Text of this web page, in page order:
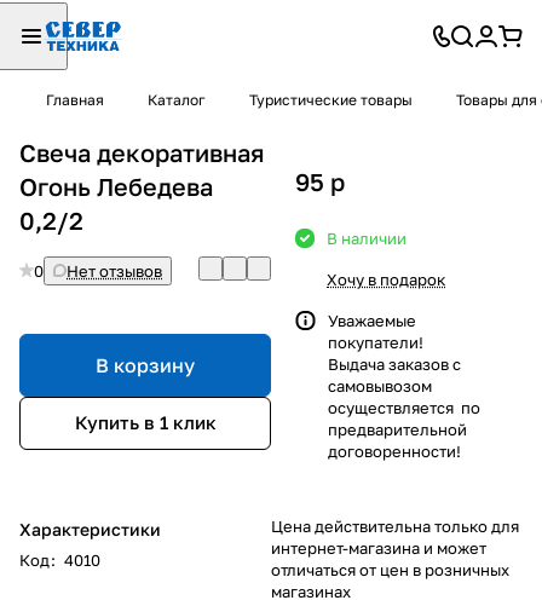
Главная Каталог Туристические товары Товары для
Свеча декоративная
Огонь Лебедева
0,2/2
0 Нет отзывов
В корзину
Купить в 1 клик
Характеристики
Код: 4010
95 p
В наличии
Хочу в подарок
Уважаемые
покупатели!
Выдача заказов с
самовывозом
осуществляется по
предварительной
договоренности!
Цена действительна только для
интернет-магазина и может
отличаться от цен в розничных
магазинах